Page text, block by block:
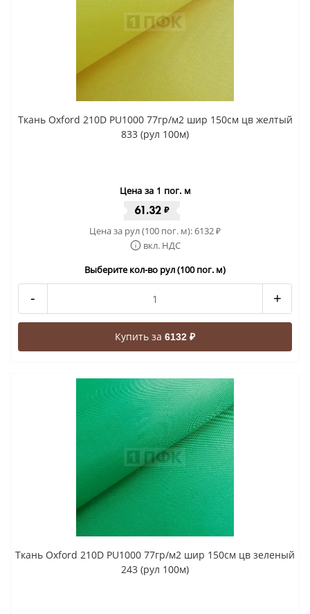
Ткань Oxford 210D PU1000 77гр/м2 шир 150см цв желтый
833 (рул 100м)
Цена за 1 пог. м
61.32 ₽
Цена за рул (100 пог. м):6132₽
вкл. НДС
Выберите кол-во рул (100 пог. м)
- +
Купить за 6132 ₽
Ткань Oxford 210D PU1000 77гр/м2 шир 150см цв зеленый
243 (рул 100м)